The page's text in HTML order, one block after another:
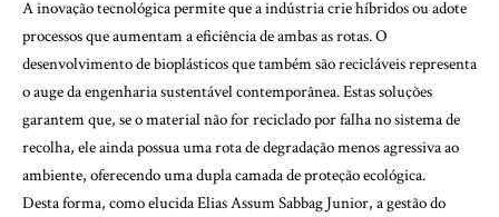
A inovação tecnológica permite que a indústria crie híbridos ou adote
processos que aumentam a eficiência de ambas as rotas. O
desenvolvimento de bioplásticos que também são recicláveis representa
o auge da engenharia sustentável contemporânea. Estas soluções
garantem que, se o material não for reciclado por falha no sistema de
recolha, ele ainda possua uma rota de degradação menos agressiva ao
ambiente, oferecendo uma dupla camada de proteção ecológica.
Desta forma, como elucida Elias Assum Sabbag Junior, a gestão do